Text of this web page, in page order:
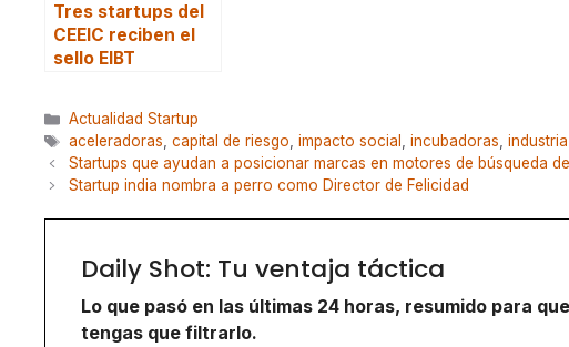
Tres startups del
CEEIC reciben el
sello EIBT
Categorías
Actualidad Startup
Etiquetas
aceleradoras, capital de riesgo, impacto social , incubadoras,
Startups que ayudan a posicionar marcas en motores de búsqueda
Startup india nombra a perro como Director de Felicidad
Daily Shot: Tu ventaja táctica
Lo que pasó en las últimas 24 horas, resumido para
tengas que filtrarlo.